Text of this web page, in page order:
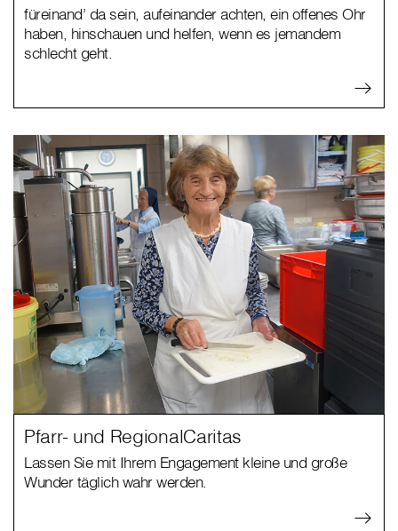
füreinand’ da sein, aufeinander achten, ein offenes Ohr
haben, hinschauen und helfen, wenn es jemandem
schlecht geht.
Pfarr- und RegionalCaritas
Lassen Sie mit Ihrem Engagement kleine und große
Wunder täglich wahr werden.